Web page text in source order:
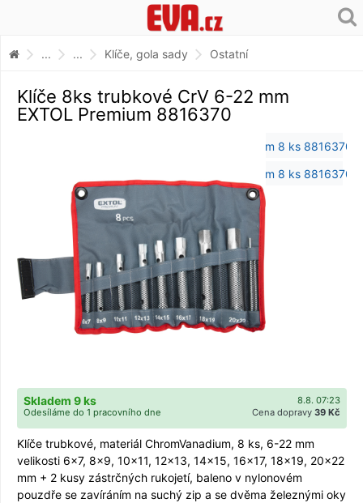
... ... Klíče, gola sady Ostatní
Klíče 8ks trubkové CrV 6-22 mm
EXTOL Premium 8816370
8.8. 07:23
Skladem 9 ks
Cena dopravy 39 Kč
Odesíláme do 1 pracovního dne
Klíče trubkové, materiál ChromVanadium, 8 ks, 6-22 mm
velikosti 6x7, 8x9, 10x11, 12x13, 14x15, 16x17, 18x19, 20x22
mm + 2 kusy zástrčných rukojetí, baleno v nylonovém
pouzdře se zavíráním na suchý zip a se dvěma železnými oky